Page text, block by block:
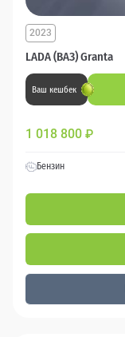
LADA (ВАЗ) Granta
2023
Ваш кешбек
1 018 800 ₽
Бензин